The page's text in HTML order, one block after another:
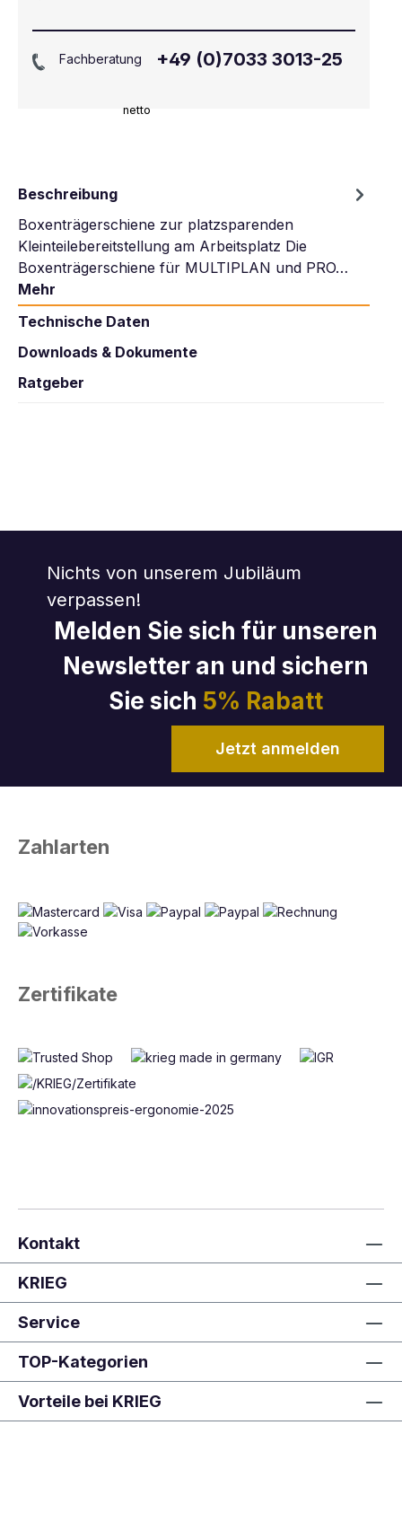
netto
Fachberatung +49 (0)7033 3013-25
Beschreibung
Boxenträgerschiene zur platzsparenden
Kleinteilebereitstellung am Arbeitsplatz Die
Boxenträgerschiene für MULTIPLAN und PRO…
Mehr
Technische Daten
Downloads & Dokumente
Ratgeber
Nichts von unserem Jubiläum
verpassen!
Melden Sie sich für unseren
Newsletter an und sichern
Sie sich 5% Rabatt
Jetzt anmelden
Zahlarten
Zertifikate
Kontakt
KRIEG
Service
TOP-Kategorien
Vorteile bei KRIEG